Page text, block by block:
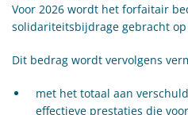
Voor 2026 wordt het forfaitair
solidariteitsbijdrage gebracht op
Dit bedrag wordt vervolgens
met het totaal aan
effectieve prestaties die